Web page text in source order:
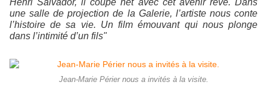
Henri Salvador, il coupe net avec cet avenir rêvé. Dans
une salle de projection de la Galerie, l’artiste nous conte
l’histoire de sa vie. Un film émouvant qui nous plonge
dans l’intimité d’un fils"
Jean-Marie Périer nous a invités à la visite.